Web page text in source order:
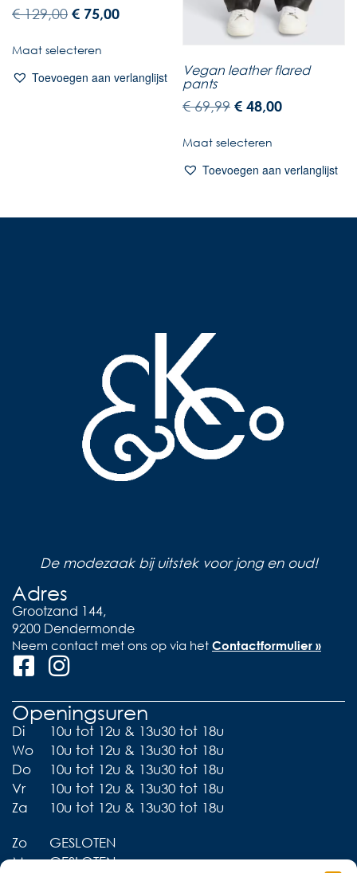
€129,00 € 75,00
Maat selecteren
Toevoegen aan verlanglijst
Vegan leather flared
pants
€69,99 € 48,00
Maat selecteren
Toevoegen aan verlanglijst
De modezaak bij uitstek voor jong en oud!
Adres
Grootzand 144,
9200 Dendermonde
Neem contact met ons op via het Contactformulier »
Openingsuren
Di
10u tot 12u & 13u30 tot 18u
Wo
10u tot 12u & 13u30 tot 18u
Do
10u tot 12u & 13u30 tot 18u
Vr
10u tot 12u & 13u30 tot 18u
Za
10u tot 12u & 13u30 tot 18u
Zo
GESLOTEN
Ma
GESLOTEN